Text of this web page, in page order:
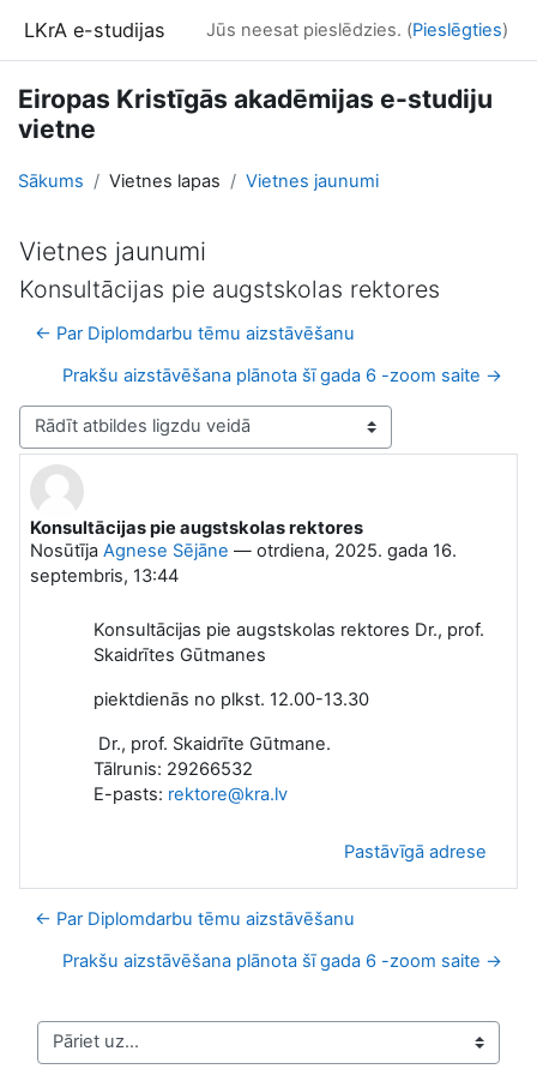
LKrA e-studijas Jūs neesat pieslēdzies. (Pieslēgties)
Eiropas Kristīgās akadēmijas e-studiju
vietne
Sākums Vietnes lapas Vietnes jaunumi
Vietnes jaunumi
Konsultācijas pie augstskolas rektores
← Par Diplomdarbu tēmu aizstāvēšanu
Prakšu aizstāvēšana plānota šī gada 6 -zoom saite →
Rādīšanas režīms
Konsultācijas pie augstskolas rektores
Nosūtīja Agnese Sējāne — otrdiena, 2025. gada 16.
septembris, 13:44
Atbilžu skaits: 0
Konsultācijas pie augstskolas rektores Dr., prof.
Skaidrītes Gūtmanes
piektdienās no plkst. 12.00-13.30
Dr., prof. Skaidrīte Gūtmane.
Tālrunis: 29266532
E-pasts: rektore@kra.lv
Pastāvīgā adrese
← Par Diplomdarbu tēmu aizstāvēšanu
Prakšu aizstāvēšana plānota šī gada 6 -zoom saite →
Pāriet uz...